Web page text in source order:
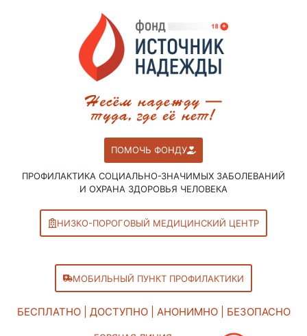
ПОМОЧЬ ФОНДУ
ПРОФИЛАКТИКА СОЦИАЛЬНО-ЗНАЧИМЫХ ЗАБОЛЕВАНИЙ
И ОХРАНА ЗДОРОВЬЯ ЧЕЛОВЕКА
НИЗКО-ПОРОГОВЫЙ МЕДИЦИНСКИЙ ЦЕНТР
МОБИЛЬНЫЙ ПУНКТ ПРОФИЛАКТИКИ
БЕСПЛАТНО | ДОСТУПНО | АНОНИМНО | БЕЗОПАСНО